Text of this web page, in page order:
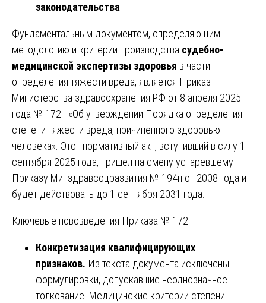
законодательства
Фундаментальным документом, определяющим
методологию и критерии производства судебно-
медицинской экспертизы здоровья в части
определения тяжести вреда, является Приказ
Министерства здравоохранения РФ от 8 апреля 2025
года № 172н «Об утверждении Порядка определения
степени тяжести вреда, причиненного здоровью
человека». Этот нормативный акт, вступивший в силу 1
сентября 2025 года, пришел на смену устаревшему
Приказу Минздравсоцразвития № 194н от 2008 года и
будет действовать до 1 сентября 2031 года.
Ключевые нововведения Приказа № 172н:
Конкретизация квалифицирующих
признаков. Из текста документа исключены
формулировки, допускавшие неоднозначное
толкование. Медицинские критерии степени